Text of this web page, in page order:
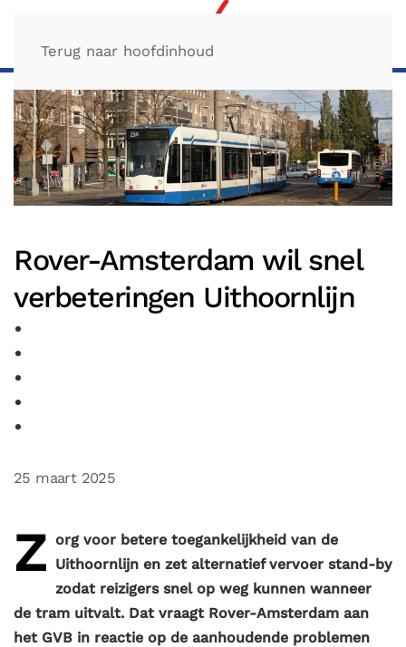
Terug naar hoofdinhoud
Rover-Amsterdam wil snel
verbeteringen Uithoornlijn
25 maart 2025
Z org voor betere toegankelijkheid van de
Uithoornlijn en zet alternatief vervoer stand-by
zodat reizigers snel op weg kunnen wanneer
de tram uitvalt. Dat vraagt Rover-Amsterdam aan
het GVB in reactie op de aanhoudende problemen